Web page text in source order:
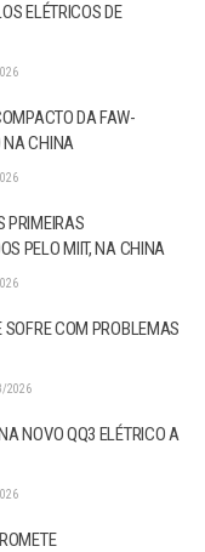
ELÉTRICOS DE
DA FAW-
NA CHINA
PRIMEIRAS
PELO MIIT, NA CHINA
SOFRE COM PROBLEMAS
2026
NOVO QQ3 ELÉTRICO A